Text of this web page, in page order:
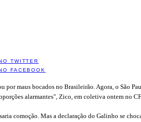
TWITTER
FACEBOOK
por maus bocados no Brasileirão. Agora, o São
alarmantes", Zico, em coletiva ontem no
comoção. Mas a declaração do Galinho se